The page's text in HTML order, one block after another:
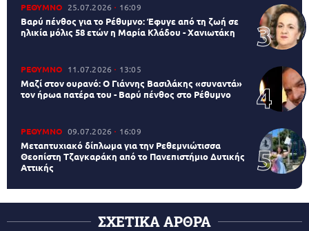
ΡΕΘΥΜΝΟ 25.07.2026 16:09
Βαρύ πένθος για το Ρέθυμνο: Έφυγε από τη ζωή σε
ηλικία μόλις 58 ετών η Μαρία Κλάδου - Χανιωτάκη
ΡΕΘΥΜΝΟ 11.07.2026 13:05
Μαζί στον ουρανό: Ο Γιάννης Βασιλάκης «συναντά»
τον ήρωα πατέρα του - Βαρύ πένθος στο Ρέθυμνο
ΡΕΘΥΜΝΟ 09.07.2026 16:09
Μεταπτυχιακό δίπλωμα για την Ρεθεμνιώτισσα
Θεοπίστη Τζαγκαράκη από το Πανεπιστήμιο Δυτικής
Αττικής
ΣΧΕΤΙΚΑ ΑΡΘΡΑ